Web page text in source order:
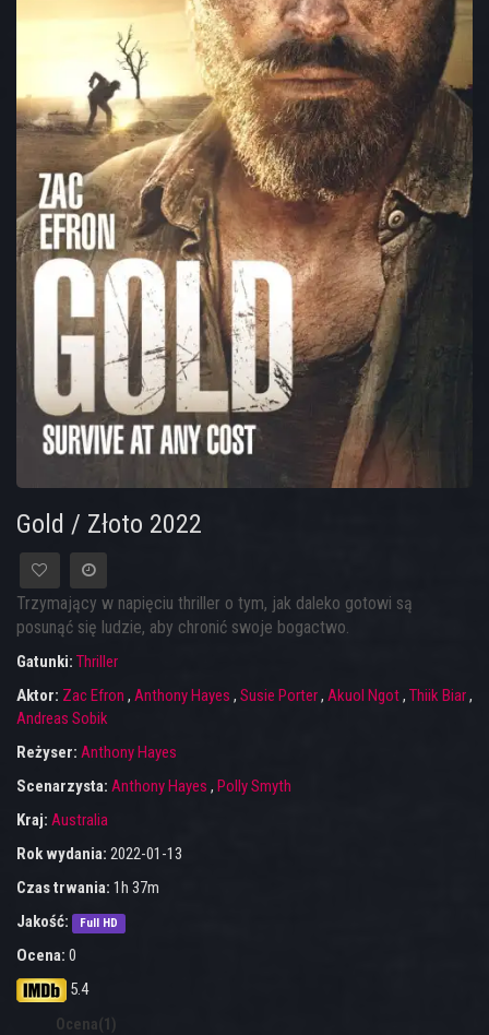
Gold / Złoto 2022
Trzymający w napięciu thriller o tym, jak daleko gotowi są
posunąć się ludzie, aby chronić swoje bogactwo.
Gatunki: Thriller
Aktor: Zac Efron , Anthony Hayes , Susie Porter, Akuol Ngot, Thiik Biar,
Andreas Sobik
Reżyser: Anthony Hayes
Scenarzysta: Anthony Hayes , Polly Smyth
Kraj: Australia
Rok wydania: 2022-01-13
Czas trwania: 1h 37m
Jakość:
Full HD
Ocena: 0
5.4
Ocena(1)